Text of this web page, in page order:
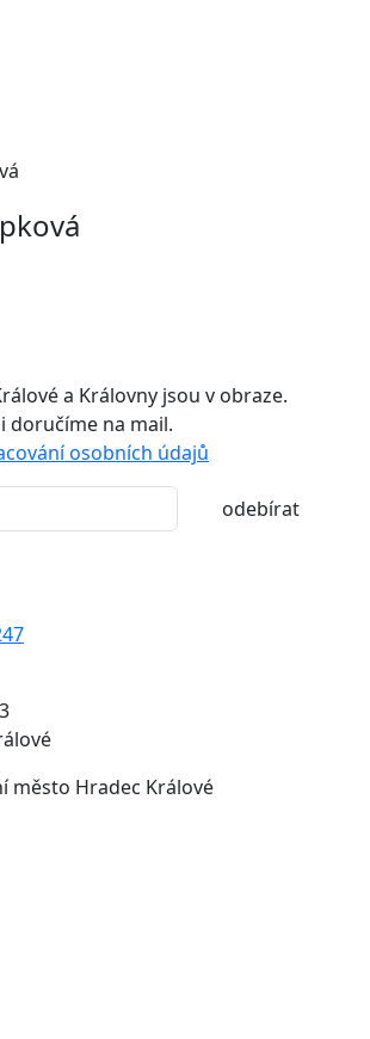
a Královny jsou v obraze.
doručíme na mail.
osobních údajů
odebírat
město Hradec Králové